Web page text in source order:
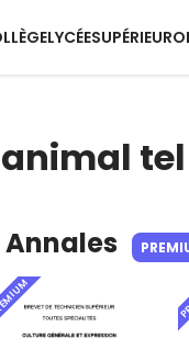
LYCÉESUPÉRIEUR
Annales